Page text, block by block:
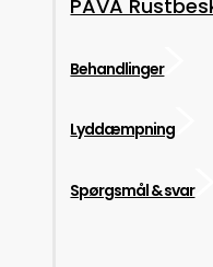
PAVA
Behandlinger
Lyddæmpning
Spørgsmål & svar